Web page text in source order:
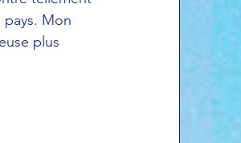
pays. Mon
plus